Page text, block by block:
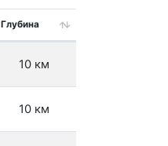
Глубина
10 км
10 км